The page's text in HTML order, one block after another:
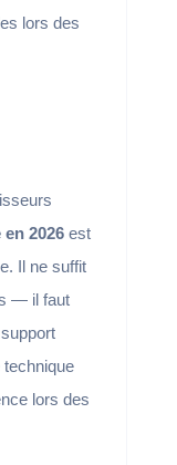
lors des
en 2026est
Il ne suffit
— il faut
lors des